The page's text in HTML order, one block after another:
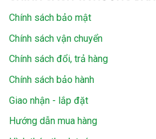
Chính sách bảo mật
Chính sách vận chuyển
Chính sách đổi, trả hàng
Chính sách bảo hành
Giao nhận - lắp đặt
Hướng dẫn mua hàng